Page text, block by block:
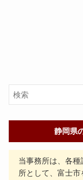
静岡県
当事務所は、各
所として、富士